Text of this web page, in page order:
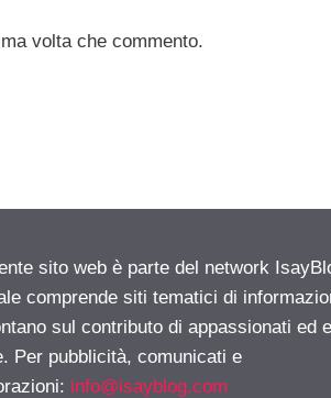
volta che commento.
sito web è parte del network
comprende siti tematici di
sul contributo di appassionati ed
Per pubblicità, comunicati e
info@isayblog.com